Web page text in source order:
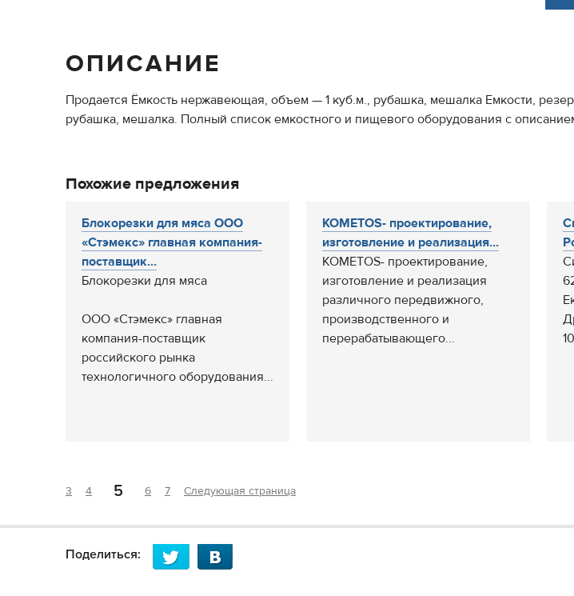
ОПИСАНИЕ
Продается Ёмкость нержавеющая, объем — 1 куб.м., рубашка, мешалка Емкости,
рубашка, мешалка. Полный список емкостного и пищевого оборудования с
Похожие предложения
Блокорезки для мяса ООО
«Стэмекс» главная компания-
поставщик...
Блокорезки для мяса
ООО «Стэмекс» главная
компания-поставщик
российского рынка
технологичного оборудования...
KOMETOS- проектирование,
изготовление и реализация...
KOMETOS- проектирование,
изготовление и реализация
различного передвижного,
производственного и
перерабатывающего...
3 4 5 6 7 Следующая страница
Поделиться: